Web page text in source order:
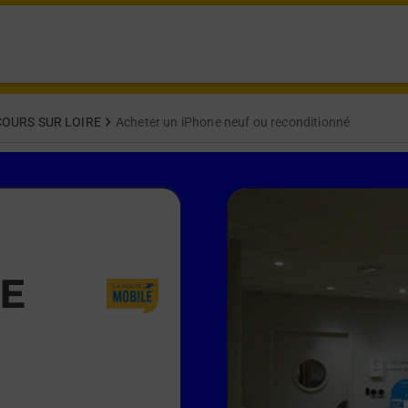
SUR LOIRE Acheter un iPhone neuf ou reconditionné